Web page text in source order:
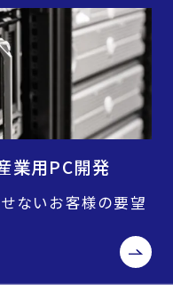
業用PC開発
ないお客様の要望